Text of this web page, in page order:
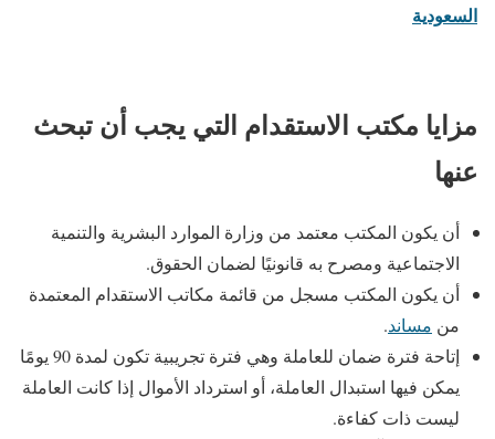
السعودية
مزايا مكتب الاستقدام التي يجب أن تبحث
عنها
أن يكون المكتب معتمد من وزارة الموارد البشرية والتنمية
الاجتماعية ومصرح به قانونيًا لضمان الحقوق.
أن يكون المكتب مسجل من قائمة مكاتب الاستقدام المعتمدة
من مساند.
إتاحة فترة ضمان للعاملة وهي فترة تجريبية تكون لمدة 90 يومًا
يمكن فيها استبدال العاملة، أو استرداد الأموال إذا كانت العاملة
ليست ذات كفاءة.